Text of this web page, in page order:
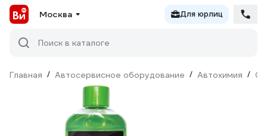
Москва Для юрлиц
Поиск в каталоге
Главная / Автосервисное оборудование / Автохимия /